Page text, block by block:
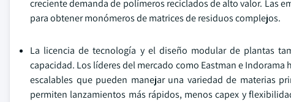
creciente demanda de polímeros reciclados de alto valor. Las
para obtener monómeros de matrices de residuos complejos.
La licencia de tecnología y el diseño modular de plantas
capacidad. Los líderes del mercado como Eastman e
escalables que pueden manejar una variedad de materias
permiten lanzamientos más rápidos, menos capex y